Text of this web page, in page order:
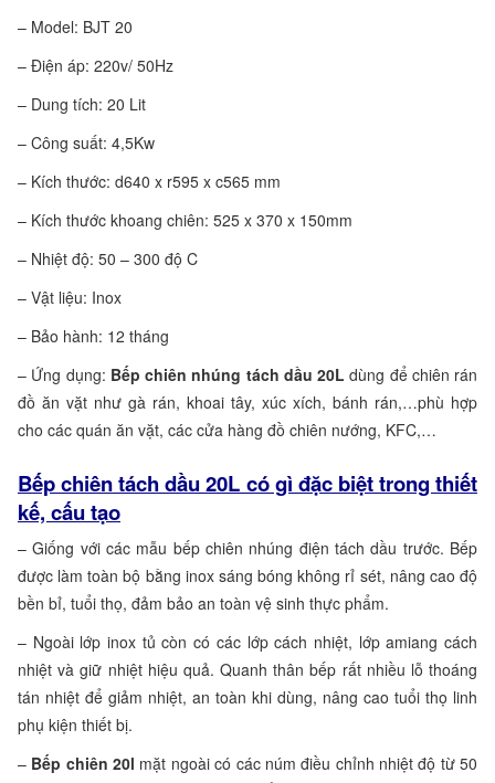
– Model: BJT 20
– Điện áp: 220v/ 50Hz
– Dung tích: 20 Lit
– Công suất: 4,5Kw
– Kích thước: d640 x r595 x c565 mm
– Kích thước khoang chiên: 525 x 370 x 150mm
– Nhiệt độ: 50 – 300 độ C
– Vật liệu: Inox
– Bảo hành: 12 tháng
– Ứng dụng: Bếp chiên nhúng tách dầu 20L dùng để chiên rán
đồ ăn vặt như gà rán, khoai tây, xúc xích, bánh rán,…phù hợp
cho các quán ăn vặt, các cửa hàng đồ chiên nướng, KFC,…
Bếp chiên tách dầu 20L có gì đặc biệt trong thiết
kế, cấu tạo
– Giống với các mẫu bếp chiên nhúng điện tách dầu trước. Bếp
được làm toàn bộ bằng inox sáng bóng không rỉ sét, nâng cao độ
bền bỉ, tuổi thọ, đảm bảo an toàn vệ sinh thực phẩm.
– Ngoài lớp inox tủ còn có các lớp cách nhiệt, lớp amiang cách
nhiệt và giữ nhiệt hiệu quả. Quanh thân bếp rất nhiều lỗ thoáng
tán nhiệt để giảm nhiệt, an toàn khi dùng, nâng cao tuổi thọ linh
phụ kiện thiết bị.
– Bếp chiên 20l mặt ngoài có các núm điều chỉnh nhiệt độ từ 50